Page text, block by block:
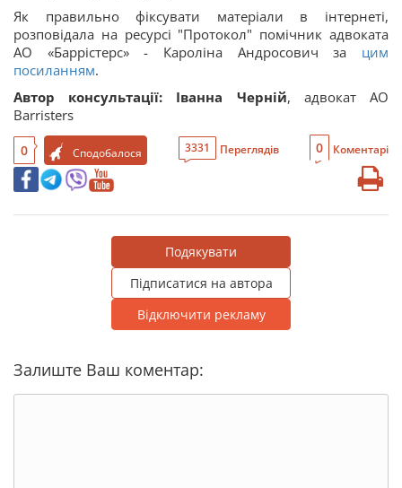
Як правильно фіксувати матеріали в інтернеті,
розповідала на ресурсі "Протокол" помічник адвоката
АО «Баррістерс» - Кароліна Андросович за цим
посиланням.
Автор консультації:
Іванна Черній, адвокат АО
Barristers
0 Сподобалося 3331 Переглядів 0 Коментарі
Подякувати
Підписатися на автора
Відключити рекламу
Залиште Ваш коментар: